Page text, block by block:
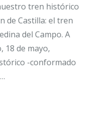
tren histórico
de Castilla: el tren
del Campo. A
18 de mayo,
-conformado